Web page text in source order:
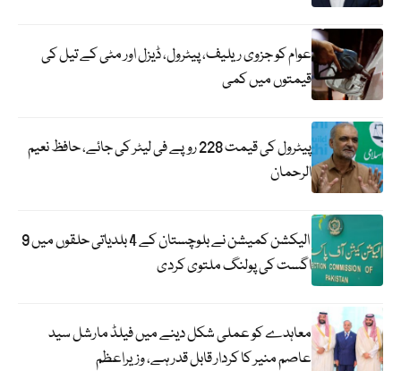
عوام کو جزوی ریلیف، پیٹرول، ڈیزل اور مٹی کے تیل کی
قیمتوں میں کمی
پیٹرول کی قیمت 228 روپے فی لیٹر کی جائے، حافظ نعیم
الرحمان
الیکشن کمیشن نے بلوچستان کے 4 بلدیاتی حلقوں میں 9
اگست کی پولنگ ملتوی کردی
معاہدے کو عملی شکل دینے میں فیلڈ مارشل سید
عاصم منیر کا کردار قابل قدر ہے، وزیراعظم